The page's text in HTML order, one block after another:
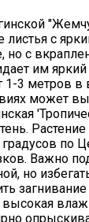
с
но с
им
1-3 метров в
может
по
Важно
но